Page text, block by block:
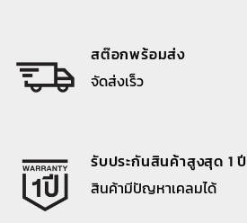
สต๊อกพร้อมส่ง
จัดส่งเร็ว
รับประกันสินค้าสูงสุด 1 ปี
สินค้ามีปัญหาเคลมได้